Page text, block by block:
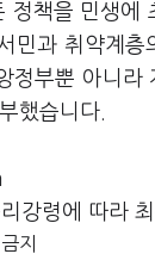
책을 민생에
민과 취약계
정부뿐 아니
했습니다.
강령에 따라
지